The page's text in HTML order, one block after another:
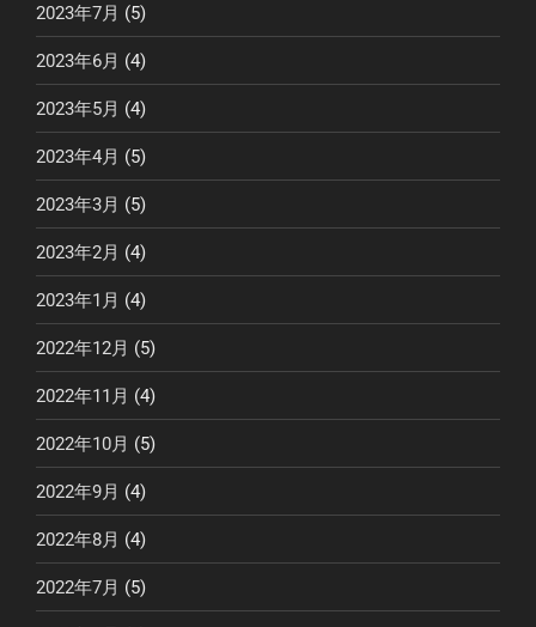
2023年7月 (5)
2023年6月 (4)
2023年5月 (4)
2023年4月 (5)
2023年3月 (5)
2023年2月 (4)
2023年1月 (4)
2022年12月 (5)
2022年11月 (4)
2022年10月 (5)
2022年9月 (4)
2022年8月 (4)
2022年7月 (5)